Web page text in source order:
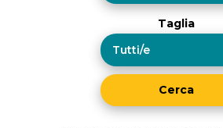
Stoviglie e
Taglia